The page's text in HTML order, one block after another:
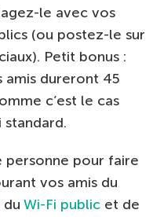
le avec vos
(ou postez-le sur
Petit bonus :
amis dureront 45
c’est le cas
standard.
personne pour faire
vos amis du
du Wi-Fi public et de